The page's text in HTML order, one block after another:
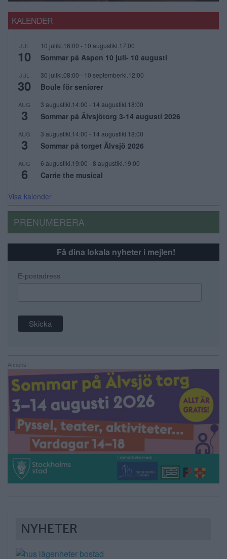
KALENDER
JUL
10
10 julikl.16:00 - 10 augustikl.17:00
Sommar på Aspen 10 juli- 10 augusti
JUL
30
30 julikl.08:00 - 10 septemberkl.12:00
Boule för seniorer
AUG
3
3 augustikl.14:00 - 14 augustikl.18:00
Sommar på Älvsjötorg 3-14 augusti 2026
AUG
3
3 augustikl.14:00 - 14 augustikl.18:00
Sommar på torget Älvsjö 2026
AUG
6
6 augustikl.19:00 - 8 augustikl.19:00
Carrie the musical
Visa kalender
PRENUMERERA
Få dina lokala nyheter i mejlen!
E-postadress
Annons:
NYHETER